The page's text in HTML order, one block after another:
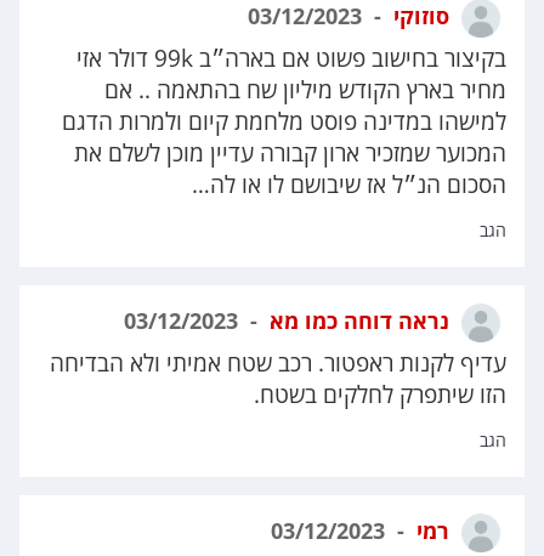
סוזוקי
בקיצור בחישוב פשוט אם בארה״ב 99k דולר אזי
מחיר בארץ הקודש מיליון שח בהתאמה .. אם
למישהו במדינה פוסט מלחמת קיום ולמרות הדגם
המכוער שמזכיר ארון קבורה עדיין מוכן לשלם את
הסכום הנ״ל אז שיבושם לו או לה…
הגב
נראה דוחה כמו מא
עדיף לקנות ראפטור. רכב שטח אמיתי ולא הבדיחה
הזו שיתפרק לחלקים בשטח.
הגב
רמי